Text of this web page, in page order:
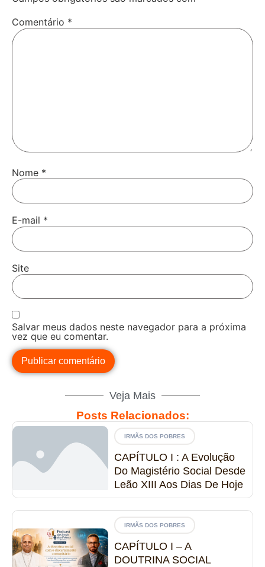
Comentário *
Nome *
E-mail *
Site
Salvar meus dados neste navegador para a próxima
vez que eu comentar.
Veja Mais
Posts Relacionados:
IRMÃS DOS POBRES
CAPÍTULO I : A Evolução
Do Magistério Social Desde
Leão XIII Aos Dias De Hoje
IRMÃS DOS POBRES
CAPÍTULO I – A
DOUTRINA SOCIAL